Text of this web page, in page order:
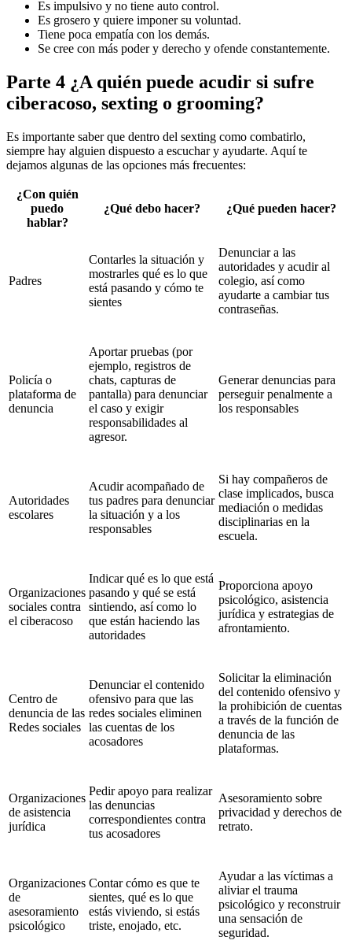
Es impulsivo y no tiene auto control.
Es grosero y quiere imponer su voluntad.
Tiene poca empatía con los demás.
Se cree con más poder y derecho y ofende constantemente.
Parte 4 ¿A quién puede acudir si sufre
ciberacoso, sexting o grooming?
Es importante saber que dentro del sexting como combatirlo,
siempre hay alguien dispuesto a escuchar y ayudarte. Aquí te
dejamos algunas de las opciones más frecuentes:
¿Con quién
puedo
hablar?
¿Qué debo hacer? ¿Qué pueden hacer?
Padres
Contarles la situación y
mostrarles qué es lo que
está pasando y cómo te
sientes
Denunciar a las
autoridades y acudir al
colegio, así como
ayudarte a cambiar tus
contraseñas.
Policía o
plataforma de
denuncia
Aportar pruebas (por
ejemplo, registros de
chats, capturas de
pantalla) para denunciar
el caso y exigir
responsabilidades al
agresor.
Generar denuncias para
perseguir penalmente a
los responsables
Autoridades
escolares
Acudir acompañado de
tus padres para denunciar
la situación y a los
responsables
Si hay compañeros de
clase implicados, busca
mediación o medidas
disciplinarias en la
escuela.
Organizaciones
sociales contra
el ciberacoso
Indicar qué es lo que está
pasando y qué se está
sintiendo, así como lo
que están haciendo las
autoridades
Proporciona apoyo
psicológico, asistencia
jurídica y estrategias de
afrontamiento.
Centro de
denuncia de las
Redes sociales
Denunciar el contenido
ofensivo para que las
redes sociales eliminen
las cuentas de los
acosadores
Solicitar la eliminación
del contenido ofensivo y
la prohibición de cuentas
a través de la función de
denuncia de las
plataformas.
Organizaciones
de asistencia
jurídica
Pedir apoyo para realizar
las denuncias
correspondientes contra
tus acosadores
Asesoramiento sobre
privacidad y derechos de
retrato.
Organizaciones
de
asesoramiento
psicológico
Contar cómo es que te
sientes, qué es lo que
estás viviendo, si estás
triste, enojado, etc.
Ayudar a las víctimas a
aliviar el trauma
psicológico y reconstruir
una sensación de
seguridad.